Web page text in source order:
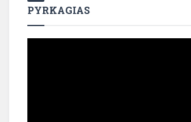
PYRKAGIAS